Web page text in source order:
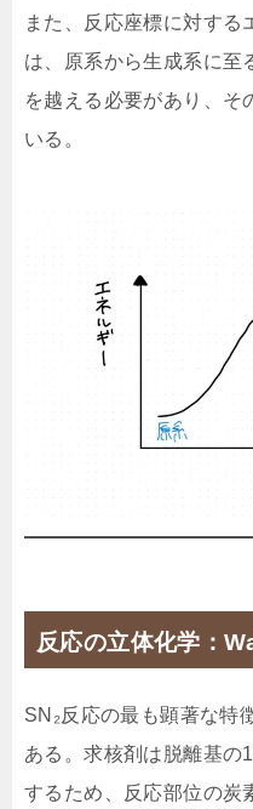
また、反応座標に対する
は、原系から生成系に至
を越える必要があり、そ
いる。
反応の立体化学：
SN₂反応の最も顕著な特
ある。求核剤は脱離基の
するため、反応部位の炭